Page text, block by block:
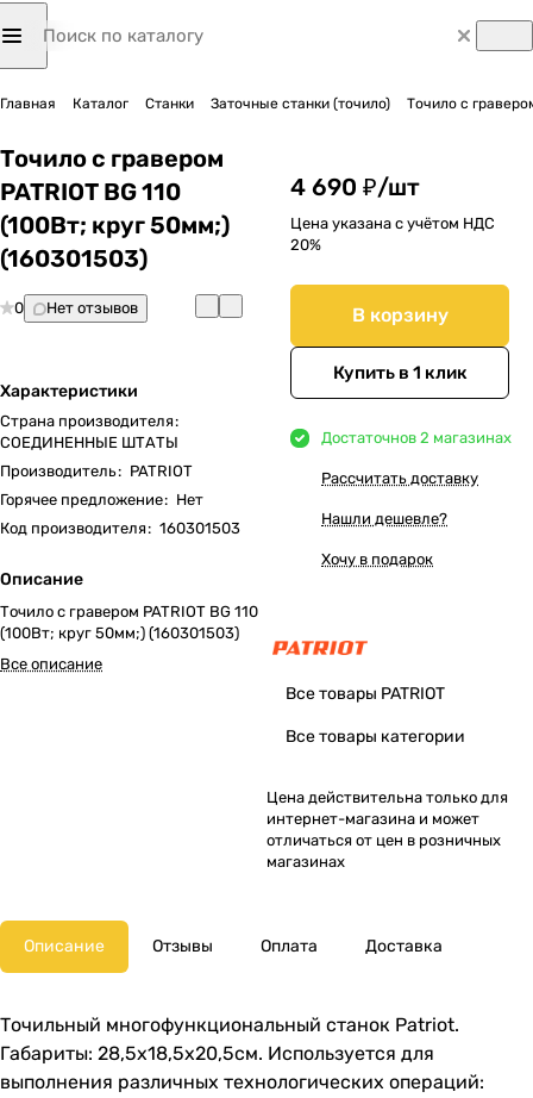
Главная Каталог Станки Заточные станки (точило) Точило с
Точило с гравером
PATRIOT BG 110
(100Вт; круг 50мм;)
(160301503)
0 Нет отзывов
Характеристики
Страна производителя:
СОЕДИНЕННЫЕ ШТАТЫ
Производитель: PATRIOT
Горячее предложение: Нет
Код производителя: 160301503
Описание
Точило с гравером PATRIOT BG 110
(100Вт; круг 50мм;) (160301503)
Все описание
4 690 ₽/шт
Цена указана с учётом НДС
20%
В корзину
Купить в 1 клик
Достаточнов 2 магазинах
Рассчитать доставку
Нашли дешевле?
Хочу в подарок
Все товары PATRIOT
Все товары категории
Цена действительна только для
интернет-магазина и может
отличаться от цен в розничных
магазинах
Описание Отзывы Оплата Доставка
Точильный многофункциональный станок Patriot.
Габариты: 28,5х18,5х20,5см. Используется для
выполнения различных технологических операций: